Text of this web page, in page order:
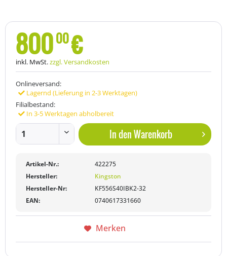
80000€
inkl. MwSt.zzgl. Versandkosten
Onlineversand:
Lagernd (Lieferung in 2-3 Werktagen)
Filialbestand:
In 3-5 Werktagen abholbereit
In denWarenkorb
Artikel-Nr.:
422275
Hersteller:
Kingston
Hersteller-Nr:
KF556S40IBK2-32
EAN:
0740617331660
Merken